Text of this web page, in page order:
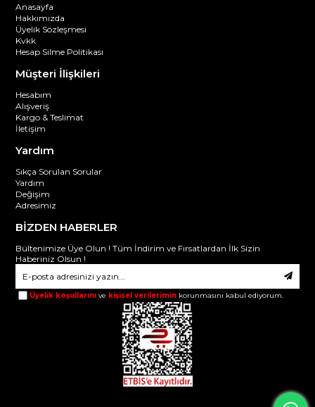
Anasayfa
Hakkımızda
Üyelik Sözleşmesi
Kvkk
Hesap Silme Politikası
Müşteri İlişkileri
Hesabım
Alışveriş
Kargo & Teslimat
İletişim
Yardım
Sıkça Sorulan Sorular
Yardım
Değişim
Adresimiz
BİZDEN HABERLER
Bültenimize Üye Olun ! Tüm İndirim ve Fırsatlardan İlk Sizin
Haberiniz Olsun !
Üyelik koşullarını ve kişisel verilerimin korunmasını kabul ediyorum.